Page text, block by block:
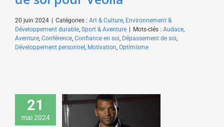
20 juin 2024 | Catégories : Art & Culture Environnement &
Développement durable Sport & Aventure | Mots-clés : Audace
Aventure Conférence Confiance en soi Dépassement de soi
Développement personnel Motivation Optimisme
21
mai 2024
Émile Ntamack donne
une conférence sur
l’esprit d’équipe pour